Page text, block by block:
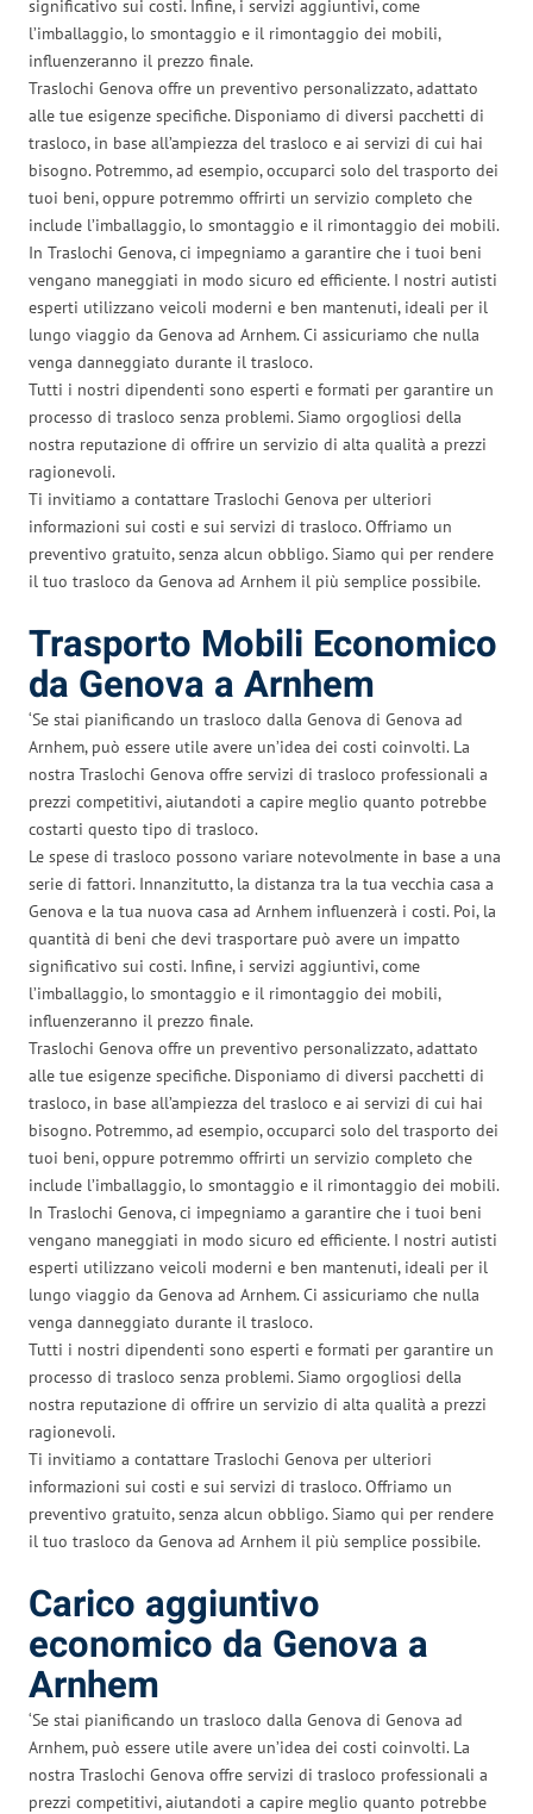
significativo sui costi. Infine, i servizi aggiuntivi, come
l’imballaggio, lo smontaggio e il rimontaggio dei mobili,
influenzeranno il prezzo finale.
Traslochi Genova offre un preventivo personalizzato, adattato
alle tue esigenze specifiche. Disponiamo di diversi pacchetti di
trasloco, in base all’ampiezza del trasloco e ai servizi di cui hai
bisogno. Potremmo, ad esempio, occuparci solo del trasporto dei
tuoi beni, oppure potremmo offrirti un servizio completo che
include l’imballaggio, lo smontaggio e il rimontaggio dei mobili.
In Traslochi Genova, ci impegniamo a garantire che i tuoi beni
vengano maneggiati in modo sicuro ed efficiente. I nostri autisti
esperti utilizzano veicoli moderni e ben mantenuti, ideali per il
lungo viaggio da Genova ad Arnhem. Ci assicuriamo che nulla
venga danneggiato durante il trasloco.
Tutti i nostri dipendenti sono esperti e formati per garantire un
processo di trasloco senza problemi. Siamo orgogliosi della
nostra reputazione di offrire un servizio di alta qualità a prezzi
ragionevoli.
Ti invitiamo a contattare Traslochi Genova per ulteriori
informazioni sui costi e sui servizi di trasloco. Offriamo un
preventivo gratuito, senza alcun obbligo. Siamo qui per rendere
il tuo trasloco da Genova ad Arnhem il più semplice possibile.
Trasporto Mobili Economico
da Genova a Arnhem
‘Se stai pianificando un trasloco dalla Genova di Genova ad
Arnhem, può essere utile avere un’idea dei costi coinvolti. La
nostra Traslochi Genova offre servizi di trasloco professionali a
prezzi competitivi, aiutandoti a capire meglio quanto potrebbe
costarti questo tipo di trasloco.
Le spese di trasloco possono variare notevolmente in base a una
serie di fattori. Innanzitutto, la distanza tra la tua vecchia casa a
Genova e la tua nuova casa ad Arnhem influenzerà i costi. Poi, la
quantità di beni che devi trasportare può avere un impatto
significativo sui costi. Infine, i servizi aggiuntivi, come
l’imballaggio, lo smontaggio e il rimontaggio dei mobili,
influenzeranno il prezzo finale.
Traslochi Genova offre un preventivo personalizzato, adattato
alle tue esigenze specifiche. Disponiamo di diversi pacchetti di
trasloco, in base all’ampiezza del trasloco e ai servizi di cui hai
bisogno. Potremmo, ad esempio, occuparci solo del trasporto dei
tuoi beni, oppure potremmo offrirti un servizio completo che
include l’imballaggio, lo smontaggio e il rimontaggio dei mobili.
In Traslochi Genova, ci impegniamo a garantire che i tuoi beni
vengano maneggiati in modo sicuro ed efficiente. I nostri autisti
esperti utilizzano veicoli moderni e ben mantenuti, ideali per il
lungo viaggio da Genova ad Arnhem. Ci assicuriamo che nulla
venga danneggiato durante il trasloco.
Tutti i nostri dipendenti sono esperti e formati per garantire un
processo di trasloco senza problemi. Siamo orgogliosi della
nostra reputazione di offrire un servizio di alta qualità a prezzi
ragionevoli.
Ti invitiamo a contattare Traslochi Genova per ulteriori
informazioni sui costi e sui servizi di trasloco. Offriamo un
preventivo gratuito, senza alcun obbligo. Siamo qui per rendere
il tuo trasloco da Genova ad Arnhem il più semplice possibile.
Carico aggiuntivo
economico da Genova a
Arnhem
‘Se stai pianificando un trasloco dalla Genova di Genova ad
Arnhem, può essere utile avere un’idea dei costi coinvolti. La
nostra Traslochi Genova offre servizi di trasloco professionali a
prezzi competitivi, aiutandoti a capire meglio quanto potrebbe